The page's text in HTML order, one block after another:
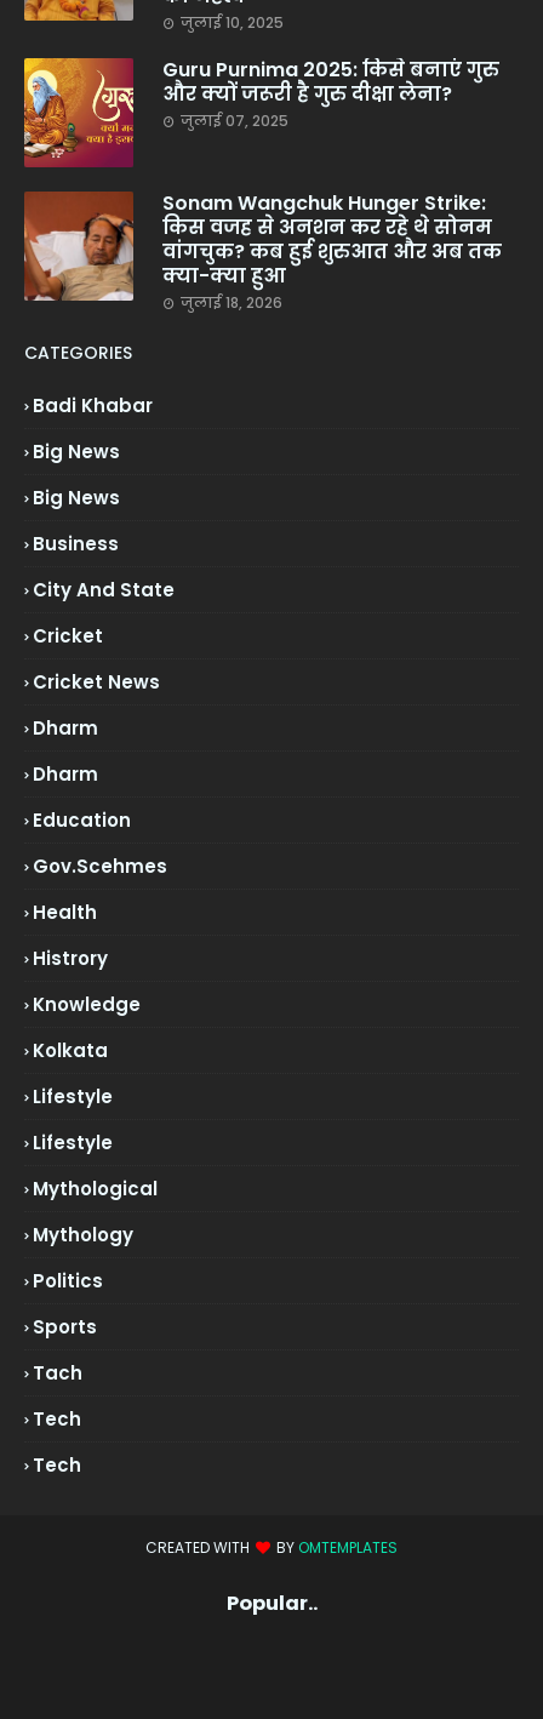
जुलाई 10, 2025
Guru Purnima 2025: किसे बनाएं गुरु
और क्यों जरूरी है गुरु दीक्षा लेना?
जुलाई 07, 2025
Sonam Wangchuk Hunger Strike:
किस वजह से अनशन कर रहे थे सोनम
वांगचुक? कब हुई शुरुआत और अब तक
क्या-क्या हुआ
जुलाई 18, 2026
CATEGORIES
Badi Khabar
Big News
Big News
Business
City And State
Cricket
Cricket News
Dharm
Dharm
Education
Gov.scehmes
Health
Histrory
Knowledge
Kolkata
Lifestyle
Lifestyle
Mythological
Mythology
Politics
Sports
Tach
Tech
Tech
CREATED WITH BY OMTEMPLATES
Popular..